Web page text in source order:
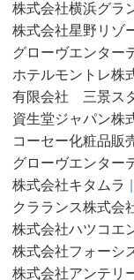
株式会社横浜グラ
株式会社星野リゾ
グローヴエンター
ホテルモントレ株
有限会社 三景ス
資生堂ジャパン株
コーセー化粧品販
グローヴエンター
株式会社キタムラ
クラランス株式会
株式会社ハツコエ
株式会社フォーシ
株式会社アンテリ